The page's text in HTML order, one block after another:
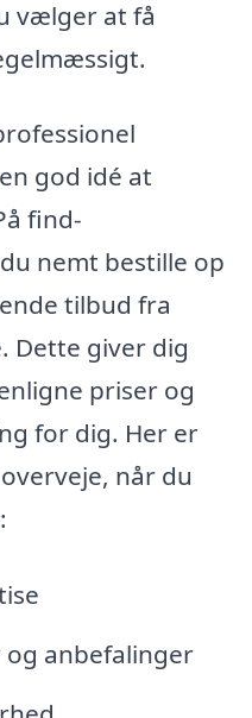
vælger at få
god idé at
find-
nemt bestille op
tilbud fra
Dette giver dig
priser og
for dig. Her er
når du
og anbefalinger